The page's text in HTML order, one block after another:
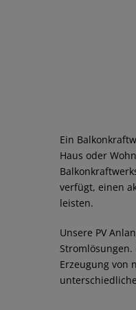
Ein
Haus oder
verfügt, einen
leisten.
Unsere PV
Erzeugung von